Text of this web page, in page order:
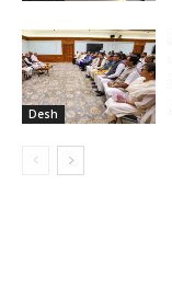
Desh